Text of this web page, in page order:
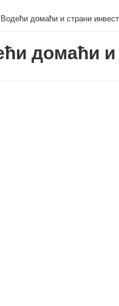
Водећи домаћи и страни
домаћи и